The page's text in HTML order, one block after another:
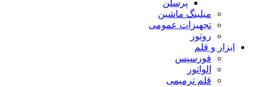
پرسلن
میلینگ ماشین
تجهیزات عمومی
روتور
ابزار و قلم
فورسپس
الواتور
قلم ترمیمی